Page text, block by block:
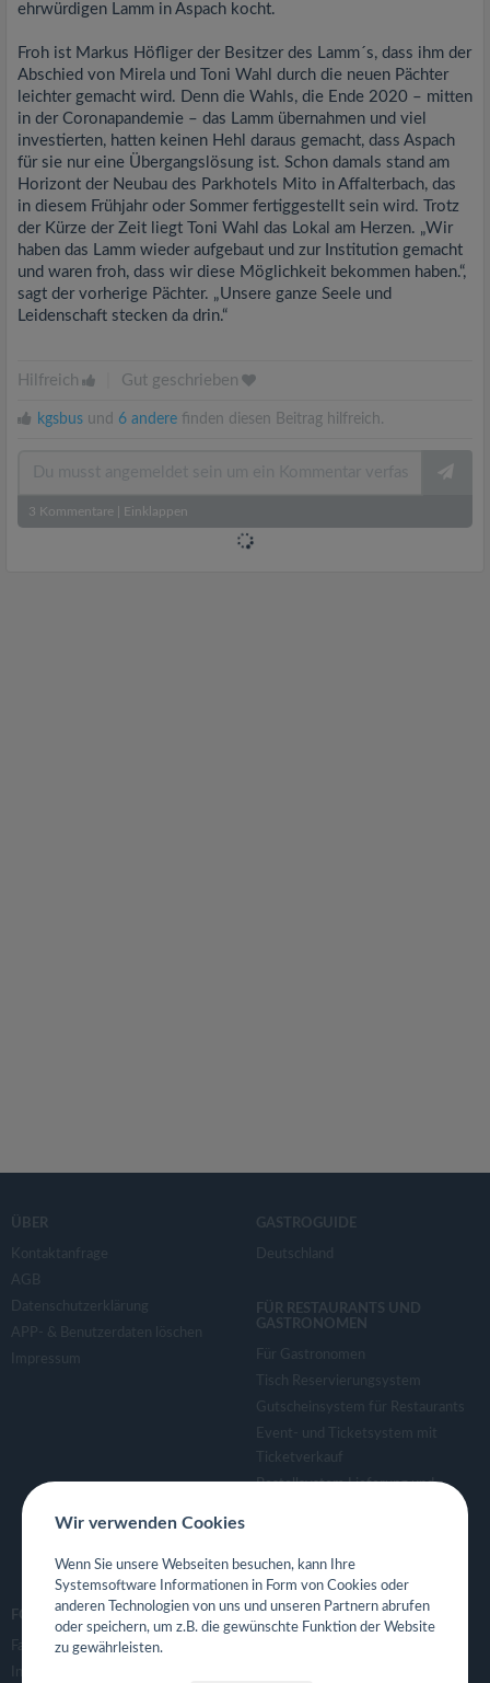
ehrwürdigen Lamm in Aspach kocht.
Froh ist Markus Höfliger der Besitzer des Lamm´s, dass ihm der
Abschied von Mirela und Toni Wahl durch die neuen Pächter
leichter gemacht wird. Denn die Wahls, die Ende 2020 – mitten
in der Coronapandemie – das Lamm übernahmen und viel
investierten, hatten keinen Hehl daraus gemacht, dass Aspach
für sie nur eine Übergangslösung ist. Schon damals stand am
Horizont der Neubau des Parkhotels Mito in Affalterbach, das
in diesem Frühjahr oder Sommer fertiggestellt sein wird. Trotz
der Kürze der Zeit liegt Toni Wahl das Lokal am Herzen. „Wir
haben das Lamm wieder aufgebaut und zur Institution gemacht
und waren froh, dass wir diese Möglichkeit bekommen haben.“,
sagt der vorherige Pächter. „Unsere ganze Seele und
Leidenschaft stecken da drin.“
Hilfreich Gut geschrieben
kgsbus und 6 andere finden diesen Beitrag hilfreich.
3 Kommentare Einklappen
ÜBER
Kontaktanfrage
AGB
Datenschutzerklärung
APP- & Benutzerdaten löschen
Impressum
GASTROGUIDE
Deutschland
FÜR RESTAURANTS UND
GASTRONOMEN
Für Gastronomen
Tisch Reservierungsystem
Gutscheinsystem für Restaurants
Event- und Ticketsystem mit
Ticketverkauf
Bestellsystem Lieferung und
Eigene App für Restaurant
FOLGE UNS
Facebook
Instagram
Wir verwenden Cookies
Wenn Sie unsere Webseiten besuchen, kann Ihre
Systemsoftware Informationen in Form von Cookies oder
anderen Technologien von uns und unseren Partnern abrufen
oder speichern, um z.B. die gewünschte Funktion der Website
zu gewährleisten.